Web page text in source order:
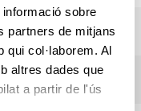
sobre
partners de mitjans
qui col·laborem. Al
altres dades que
a partir de l'ús